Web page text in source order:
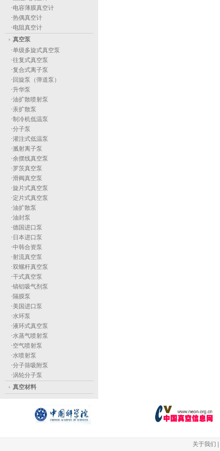
·电容薄膜真空计
·热偶真空计
·电阻真空计
真空泵
·单级多旋式真空泵
·往复式真空泵
·复合式离子泵
· 回旋泵（弹道泵）
·升华泵
·油扩散喷射泵
·汞扩散泵
·制冷机低温泵
·分子泵
·灌注式低温泵
·溅射离子泵
·余摆线真空泵
·罗茨真空泵
·滑阀真空泵
·旋片式真空泵
·定片式真空泵
·油扩散泵
·油封泵
·德国进口泵
· 日本进口泵
·中韩合资泵
·射流真空泵
·双螺杆真空泵
·干式真空泵
·镐铝吸气剂泵
· 隔膜泵
·美国进口泵
·水环泵
·液环式真空泵
·水蒸气喷射泵
·空气喷射泵
·水喷射泵
·分子筛吸附泵
·涡轮分子泵
真空材料
关于我们